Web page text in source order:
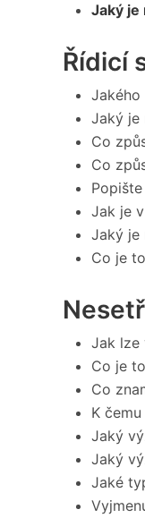
Jaký je
Řídicí
Jaký je
Co
Co
Jak je
Jaký je
Co je
Jak lze
Co je
Co
K
Jaký
Jaký
Jaké